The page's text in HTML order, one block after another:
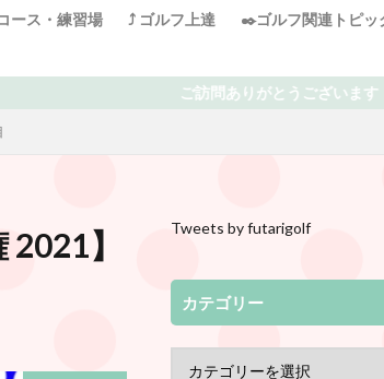
ース・練習場 ⤴️ ゴルフ上達
✒️ゴルフ関連トピッ
ございます！ 日々ゴルフで頭がいっぱいの「ふた
】
Tweets by futarigolf
カテゴリー